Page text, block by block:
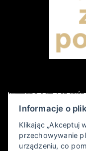
HOTEL ZELENÝ
+420 778 006
Informacje o
Klikając „Akceptuj
przechowywanie
urządzeniu, co